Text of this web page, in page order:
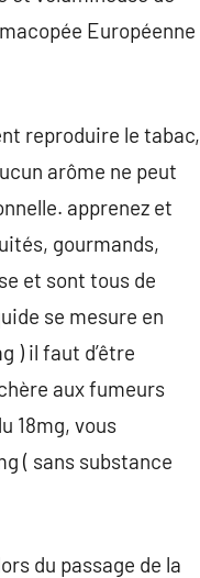
Européenne
reproduire le tabac,
arôme ne peut
apprenez et
gourmands,
et sont tous de
se mesure en
) il faut d’être
aux fumeurs
18mg, vous
( sans substance
du passage de la